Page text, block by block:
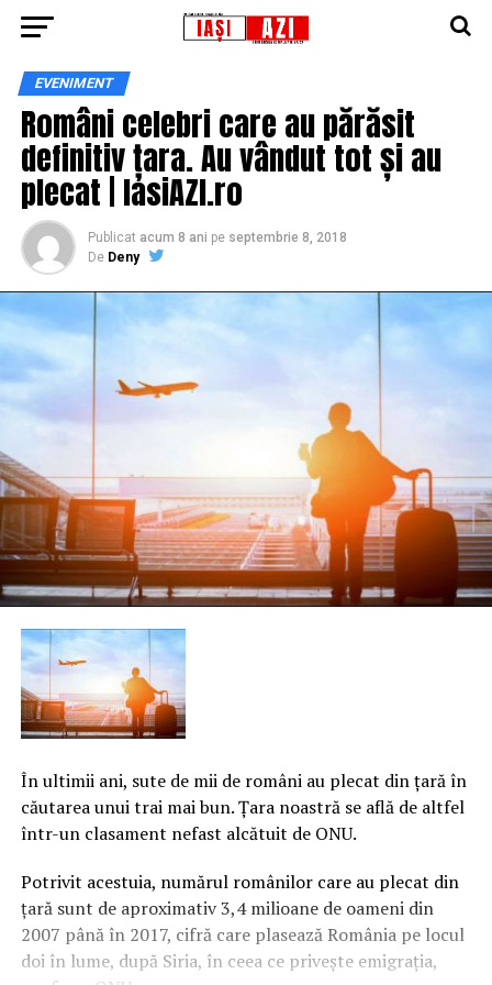
EVENIMENT
Români celebri care au părăsit
definitiv țara. Au vândut tot și au
plecat | IasiAZI.ro
Publicat acum 8 ani pe septembrie 8, 2018
De Deny
În ultimii ani, sute de mii de români au plecat din ţară în
căutarea unui trai mai bun. Ţara noastră se află de altfel
într-un clasament nefast alcătuit de ONU.
Potrivit acestuia, numărul românilor care au plecat din
ţară sunt de aproximativ 3,4 milioane de oameni din
2007 până în 2017, cifră care plasează România pe locul
doi în lume, după Siria, în ceea ce priveşte emigraţia,